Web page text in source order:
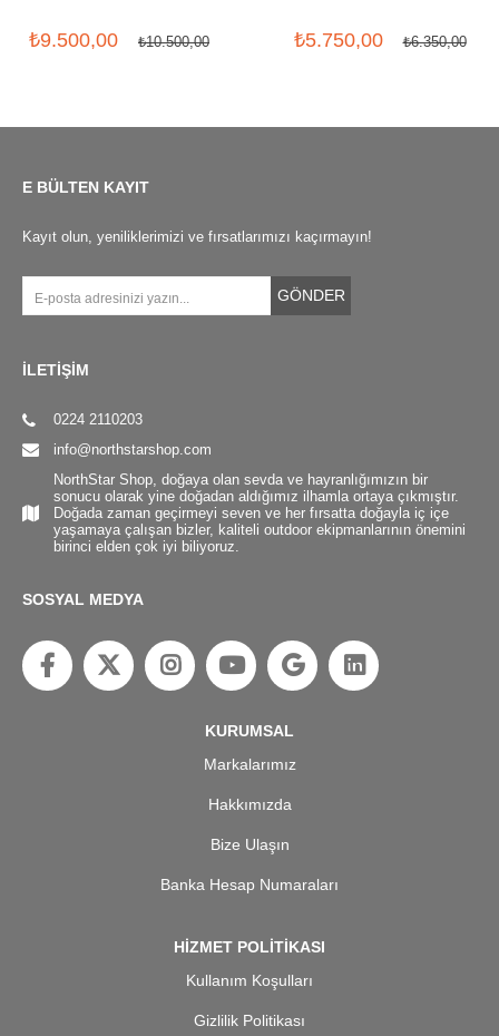
₺9.500,00 ₺10.500,00 ₺5.750,00 ₺6.350,00
E BÜLTEN KAYIT
Kayıt olun, yeniliklerimizi ve fırsatlarımızı kaçırmayın!
GÖNDER
İLETİŞİM
0224 2110203
info@northstarshop.com
NorthStar Shop, doğaya olan sevda ve hayranlığımızın bir
sonucu olarak yine doğadan aldığımız ilhamla ortaya çıkmıştır.
Doğada zaman geçirmeyi seven ve her fırsatta doğayla iç içe
yaşamaya çalışan bizler, kaliteli outdoor ekipmanlarının önemini
birinci elden çok iyi biliyoruz.
SOSYAL MEDYA
KURUMSAL
Markalarımız
Hakkımızda
Bize Ulaşın
Banka Hesap Numaraları
HİZMET POLİTİKASI
Kullanım Koşulları
Gizlilik Politikası